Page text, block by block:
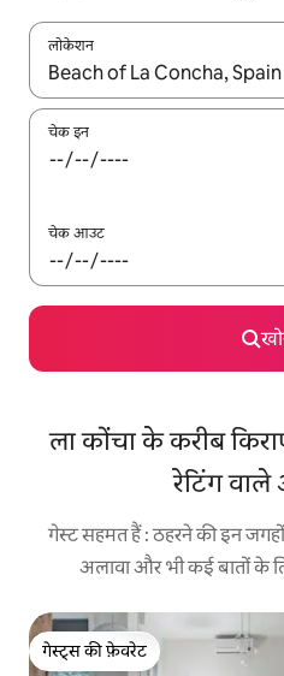
लोकेशन
नतीजों के उपलब्ध होने पर, अप और
चेक इन
चेक आउट
ला कोंचा के करीब
रेटिंग वाले
गेस्ट सहमत हैं : ठहरने की इन
अलावा और भी कई बातों के
गेस्ट्स की फ़ेवरेट
गेस्ट्स की फ़ेवरेट